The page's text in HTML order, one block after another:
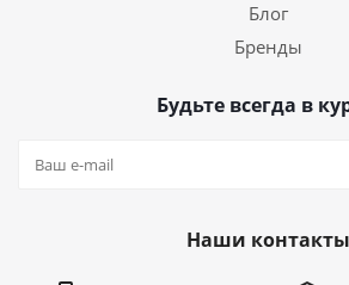
Блог
Бренды
Будьте всегда в
Наши контакты